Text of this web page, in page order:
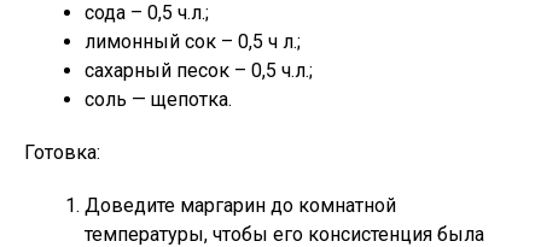
сода – 0,5 ч.л.;
лимонный сок – 0,5 ч л.;
сахарный песок – 0,5 ч.л.;
соль — щепотка.
Готовка:
Доведите маргарин до комнатной
температуры, чтобы его консистенция была